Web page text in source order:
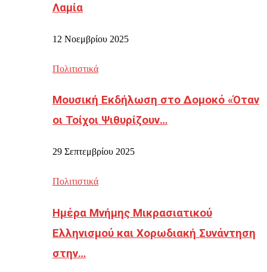
Λαμία
12 Νοεμβρίου 2025
Πολιτιστικά
Μουσική Εκδήλωση στο Δομοκό «Όταν
οι Τοίχοι Ψιθυρίζουν…
29 Σεπτεμβρίου 2025
Πολιτιστικά
Ημέρα Μνήμης Μικρασιατικού
Ελληνισμού και Χορωδιακή Συνάντηση
στην…